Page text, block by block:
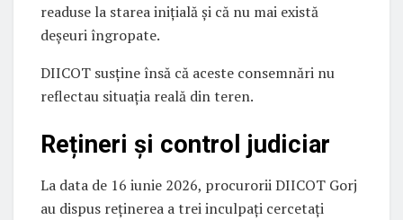
readuse la starea inițială și că nu mai există
deșeuri îngropate.
DIICOT susține însă că aceste consemnări nu
reflectau situația reală din teren.
Rețineri și control judiciar
La data de 16 iunie 2026, procurorii DIICOT Gorj
au dispus reținerea a trei inculpați cercetați